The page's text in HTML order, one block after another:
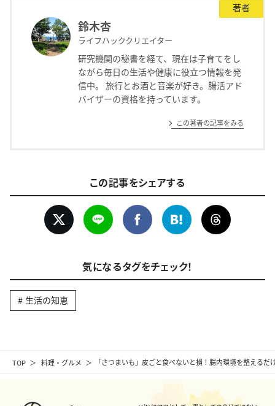
TOP 料理・グルメ 「さつまいも」皮ごと食べないと損！腸内環境を整えるだ
著者
鈴木杏
ライフハッククリエイター
研究機関の秘書を経て、現在は子育てをし
ながら毎日の生活や健康に役立つ情報を発
信中。 旅行とお酒と音楽が好き。腸活アド
バイザーの資格を持っています。
この著者の記事をみる
この記事をシェアする
気になるタグをチェック！
生活の知恵